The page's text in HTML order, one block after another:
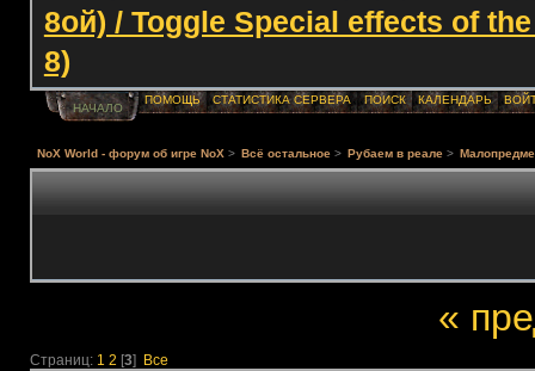
8ой) / Toggle Special effects of
8)
НАЧАЛО
ПОМОЩЬ СТАТИСТИКА СЕРВЕРА ПОИСК КАЛЕНДАРЬ
NoX World - форум об игре NoX > Всё остальное > Рубаем в реале >
«
Страниц: 1 2 [3] Все